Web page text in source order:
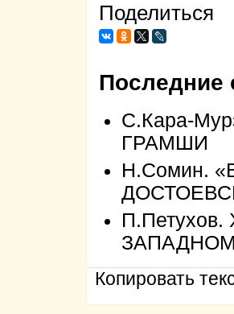
Поделиться
Последние
С.Кара-
ГРАМШИ
Н.Сомин.
Копировать